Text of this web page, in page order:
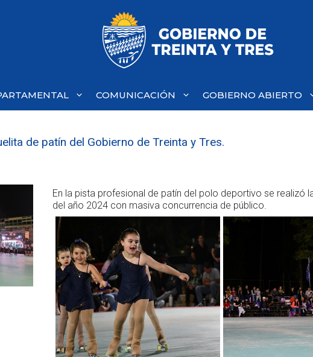
COMUNICACIÓN GOBIERNO ABIERTO
de patín del Gobierno de Treinta y Tres.
En la pista profesional de patín del polo deportivo se realizó
del año 2024 con masiva concurrencia de público.